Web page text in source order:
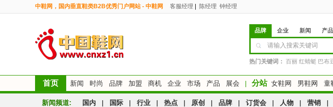
中鞋网，国内垂直鞋类B2B优秀门户网站 - 中鞋网 客服经理 陈经理 钟经理
品牌 企业 新闻 产品
热门关键词： 百丽 红蜻蜓 巴布
首页 新闻 时尚 品牌 加盟 商机 企业 市场 产品 展会 | 分站 女鞋网 男鞋网 童
新闻频道: 国内 | 国际 | 行业 | 热点 | 原创 | 品牌 | 订货会 | 人物 | 营销 |